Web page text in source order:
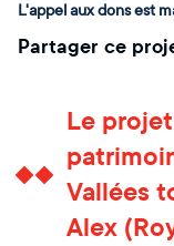
L'appel aux dons est
Partager ce
Le
Vallées
Alex